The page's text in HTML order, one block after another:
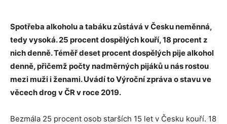
Spotřeba alkoholu a tabáku zůstává v Česku neměnná,
tedy vysoká. 25 procent dospělých kouří, 18 procent z
nich denně. Téměř deset procent dospělých pije alkohol
denně, přičemž počty nadměrných pijáků u nás rostou
mezi muži i ženami. Uvádí to Výroční zpráva o stavu ve
věcech drog v ČR v roce 2019.
Bezmála 25 procent osob starších 15 let v Česku kouří. 18